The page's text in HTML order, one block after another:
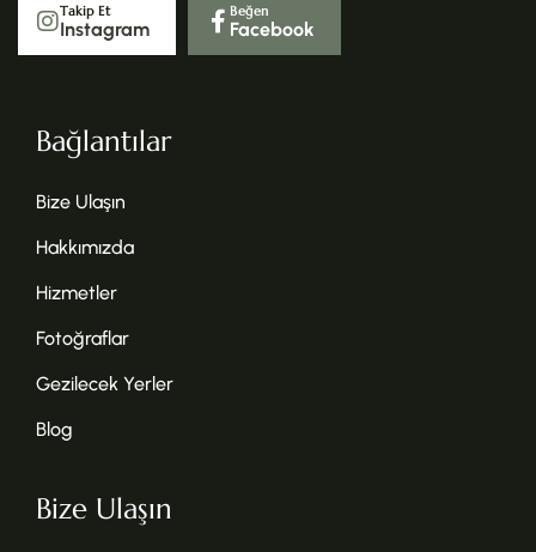
Takip Et
Instagram
Beğen
Facebook
Bağlantılar
Bize Ulaşın
Hakkımızda
Hizmetler
Fotoğraflar
Gezilecek Yerler
Blog
Bize Ulaşın